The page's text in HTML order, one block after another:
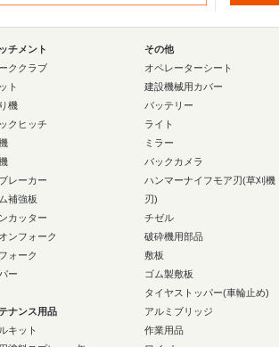
チメント
ククラブ
ト
機
クヒッチ
レーカー
補強板
カッター
ンフォーク
ォーク
ー
ナンス用品
キット
その他
オペレーターシート
建設機械用カバー
バッテリー
ライト
ミラー
バックカメラ
ハンマーナイフモア刃(草刈機
刃)
チゼル
破砕機用部品
敷板
ゴム製敷板
タイヤストッパー(車輪止め)
アルミブリッジ
作業用品